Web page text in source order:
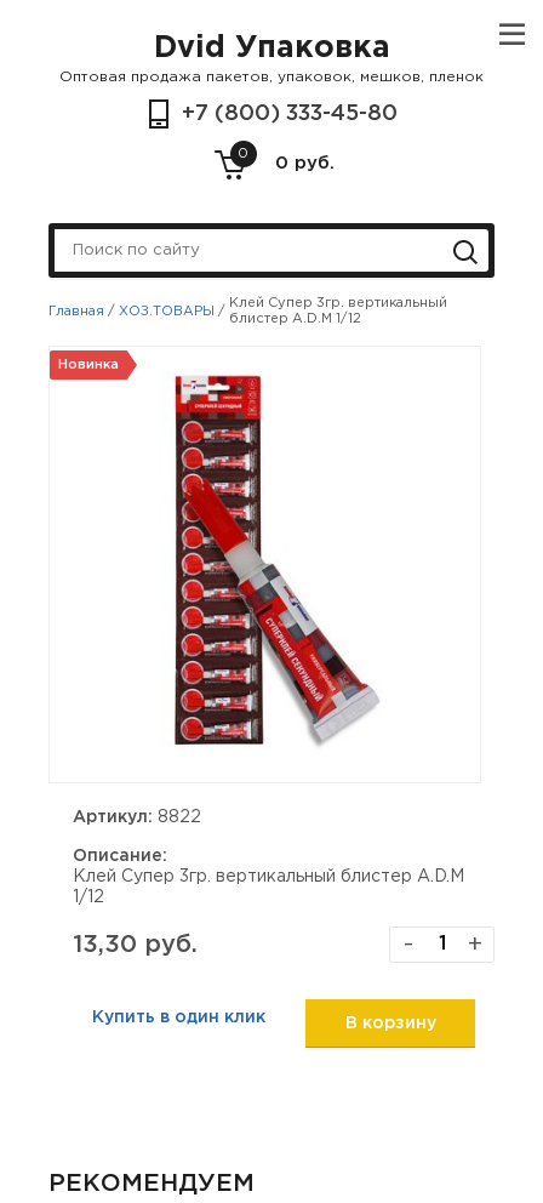
Dvid Упаковка
Оптовая продажа пакетов, упаковок, мешков, пленок
+7 (800) 333-45-80
0
0 руб.
Главная / ХОЗ.ТОВАРЫ /
Клей Супер 3гр. вертикальный
блистер A.D.M 1/12
Новинка
Артикул: 8822
Описание:
Клей Супер 3гр. вертикальный блистер A.D.M
1/12
13,30 руб. - +
Купить в один клик В корзину
РЕКОМЕНДУЕМ